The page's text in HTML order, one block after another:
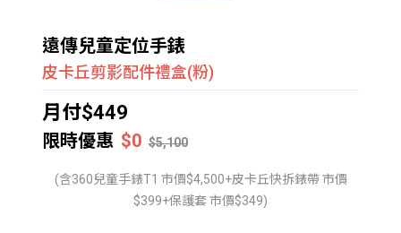
遠傳兒童定位手錶
皮卡丘剪影配件禮盒(粉)
月付$449
限時優惠 $0 $5,100
(含360兒童手錶T1 市價$4,500+皮卡丘快拆錶帶 市價
$399+保護套 市價$349)